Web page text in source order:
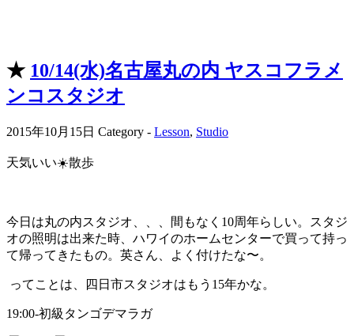
★ 10/14(水)名古屋丸の内 ヤスコフラメ
ンコスタジオ
2015年10月15日 Category - Lesson, Studio
天気いい☀️散歩
今日は丸の内スタジオ、、、間もなく10周年らしい。スタジ
オの照明は出来た時、ハワイのホームセンターで買って持っ
て帰ってきたもの。英さん、よく付けたな〜。
ってことは、四日市スタジオはもう15年かな。
19:00-初級タンゴデマラガ